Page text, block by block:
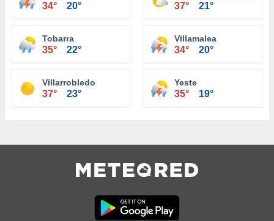
34° 20° 37° 21°
Tobarra
35° 22°
Villamalea
34° 20°
Villarrobledo
37° 23°
Yeste
35° 19°